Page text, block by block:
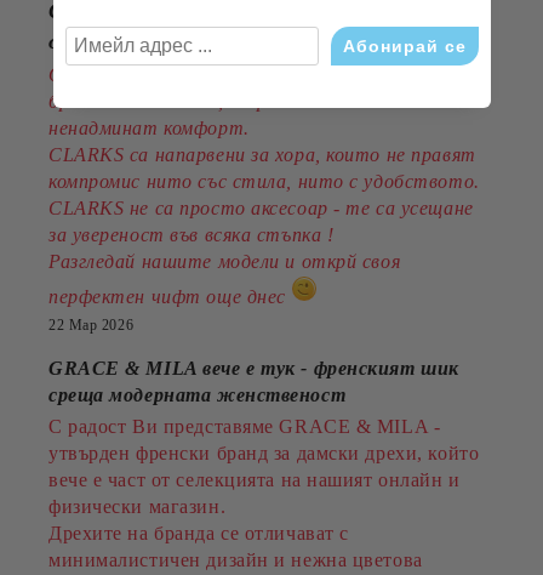
CLARKS - стил, комфорт и традиция
от 1825година
Открийте обувките, които съчетават
британска класика, съвременен дизайн и
ненадминат комфорт.
CLARKS са напарвени за хора, които не правят
компромис нито със стила, нито с удобството.
CLARKS не са просто аксесоар - те са усещане
за увереност във всяка стъпка !
Разгледай нашите модели и открй своя
перфектен чифт още днес
22 Мар 2026
GRACE & MILA вече е тук - френският шик
среща модерната женственост
С радост Ви представяме GRACE & MILA -
утвърден френски бранд за дамски дрехи, който
вече е част от селекцията на нашият онлайн и
физически магазин.
Дрехите на бранда се отличават с
минималистичен дизайн и нежна цветова